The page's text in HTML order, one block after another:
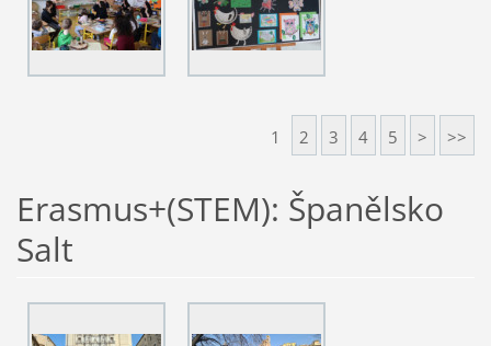
1 2 3 4 5 > >>
Erasmus+(STEM): Španělsko
Salt